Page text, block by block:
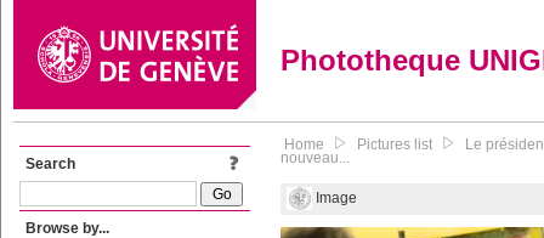
Phototheque
Search
Browse by...
Home Pictures list Le
nouveau...
Image